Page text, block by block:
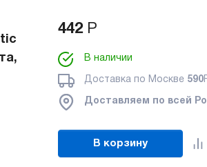
442 Р
В наличии
Доставка по Москве 590
Доставляем по всей
В корзину